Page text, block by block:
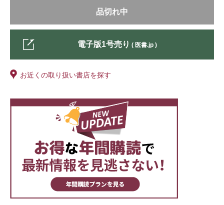
品切れ中
電子版1号売り ( 医書.jp )
お近くの取り扱い書店を探す